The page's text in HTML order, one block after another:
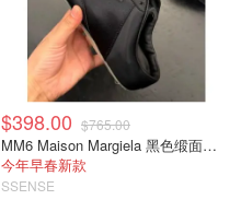
$398.00 $765.00
MM6 Maison Margiela 黑色缎面半拖运动鞋
今年早春新款
SSENSE